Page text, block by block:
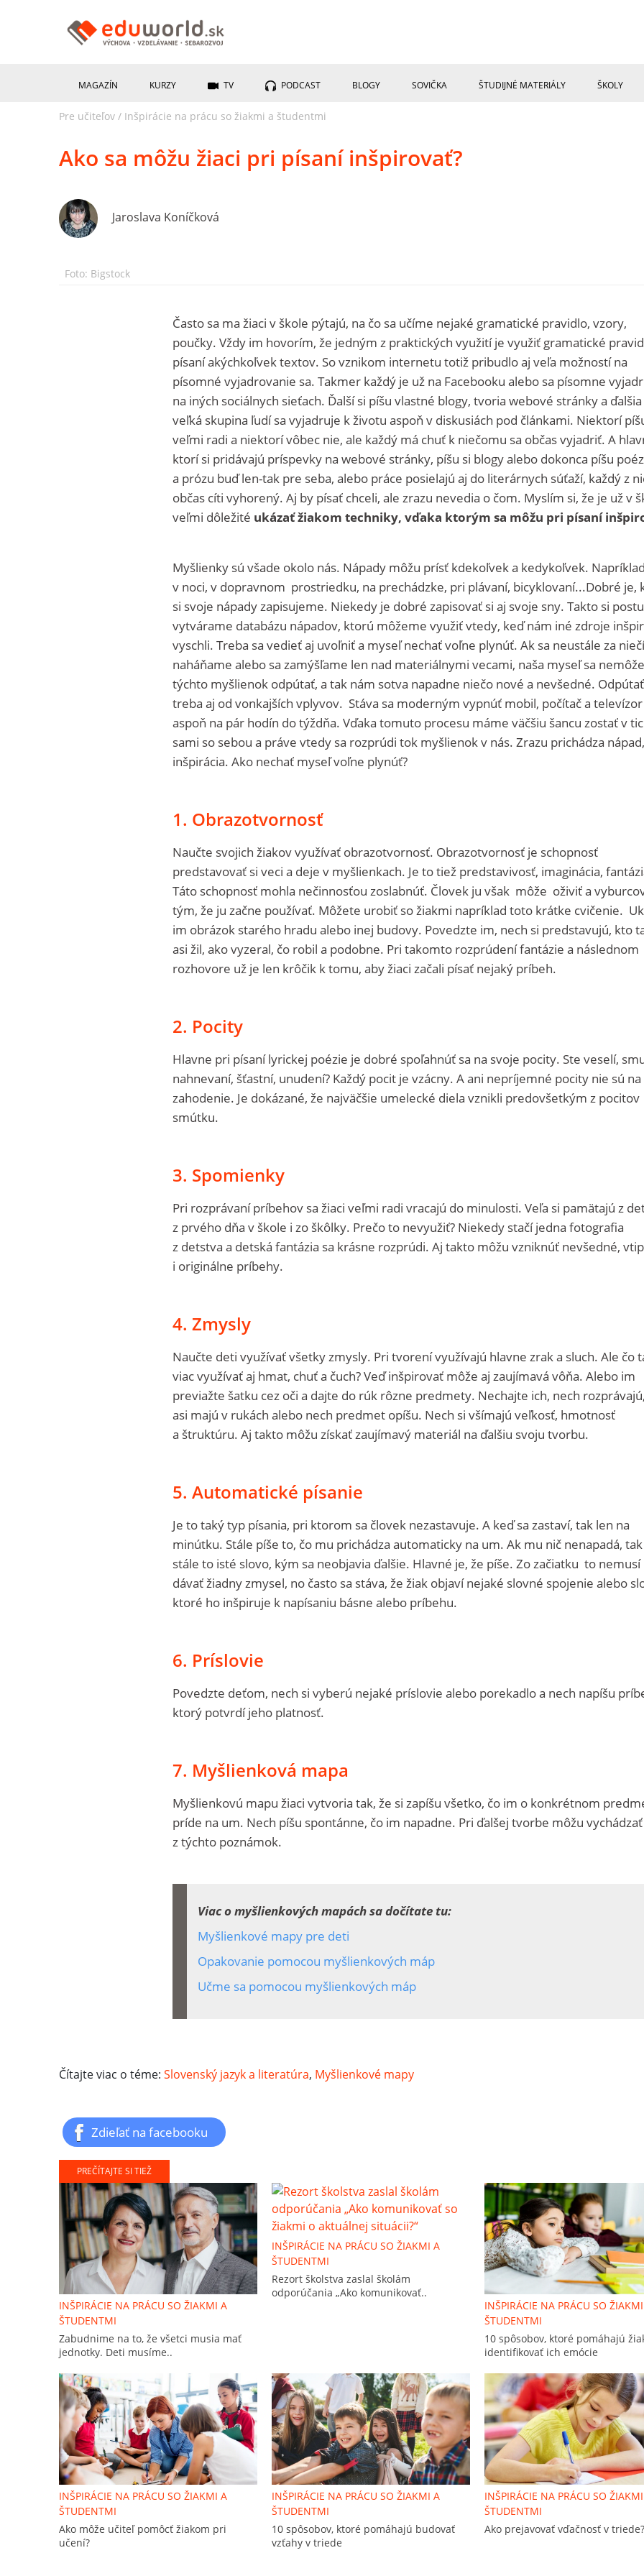
MAGAZÍN KURZY TV PODCAST BLOGY SOVIČKA ŠTUDIJNÉ MATERIÁLY ŠKOLY
Pre učiteľov / Inšpirácie na prácu so žiakmi a študentmi
Ako sa môžu žiaci pri písaní inšpirovať?
Jaroslava Koníčková
Foto: Bigstock
Často sa ma žiaci v škole pýtajú, na čo sa učíme nejaké gramatické pravidlo, vzory,
poučky. Vždy im hovorím, že jedným z praktických využití je využiť gramatické
písaní akýchkoľvek textov. So vznikom internetu totiž pribudlo aj veľa možností na
písomné vyjadrovanie sa. Takmer každý je už na Facebooku alebo sa písomne
na iných sociálnych sieťach. Ďalší si píšu vlastné blogy, tvoria webové stránky a ďalšia
veľká skupina ľudí sa vyjadruje k životu aspoň v diskusiách pod článkami. Niektorí
veľmi radi a niektorí vôbec nie, ale každý má chuť k niečomu sa občas vyjadriť. A
ktorí si pridávajú príspevky na webové stránky, píšu si blogy alebo dokonca píšu
a prózu buď len-tak pre seba, alebo práce posielajú aj do literárnych súťaží, každý z
občas cíti vyhorený. Aj by písať chceli, ale zrazu nevedia o čom. Myslím si, že je už v
veľmi dôležité ukázať žiakom techniky, vďaka ktorým sa môžu pri písaní
Myšlienky sú všade okolo nás. Nápady môžu prísť kdekoľvek a kedykoľvek.
v noci, v dopravnom prostriedku, na prechádzke, pri plávaní, bicyklovaní...Dobré je,
si svoje nápady zapisujeme. Niekedy je dobré zapisovať si aj svoje sny. Takto si
vytvárame databázu nápadov, ktorú môžeme využiť vtedy, keď nám iné zdroje
vyschli. Treba sa vedieť aj uvoľniť a myseľ nechať voľne plynúť. Ak sa neustále za
naháňame alebo sa zamýšľame len nad materiálnymi vecami, naša myseľ sa
týchto myšlienok odpútať, a tak nám sotva napadne niečo nové a nevšedné.
treba aj od vonkajších vplyvov. Stáva sa moderným vypnúť mobil, počítač a televízor
aspoň na pár hodín do týždňa. Vďaka tomuto procesu máme väčšiu šancu zostať v
sami so sebou a práve vtedy sa rozprúdi tok myšlienok v nás. Zrazu prichádza nápad,
inšpirácia. Ako nechať myseľ voľne plynúť?
1. Obrazotvornosť
Naučte svojich žiakov využívať obrazotvornosť. Obrazotvornosť je schopnosť
predstavovať si veci a deje v myšlienkach. Je to tiež predstavivosť, imaginácia,
Táto schopnosť mohla nečinnosťou zoslabnúť. Človek ju však môže oživiť a
tým, že ju začne používať. Môžete urobiť so žiakmi napríklad toto krátke cvičenie.
im obrázok starého hradu alebo inej budovy. Povedzte im, nech si predstavujú, kto
asi žil, ako vyzeral, čo robil a podobne. Pri takomto rozprúdení fantázie a následnom
rozhovore už je len krôčik k tomu, aby žiaci začali písať nejaký príbeh.
2. Pocity
Hlavne pri písaní lyrickej poézie je dobré spoľahnúť sa na svoje pocity. Ste veselí,
nahnevaní, šťastní, unudení? Každý pocit je vzácny. A ani nepríjemné pocity nie sú na
zahodenie. Je dokázané, že najväčšie umelecké diela vznikli predovšetkým z pocitov
smútku.
3. Spomienky
Pri rozprávaní príbehov sa žiaci veľmi radi vracajú do minulosti. Veľa si pamätajú z
z prvého dňa v škole i zo škôlky. Prečo to nevyužiť? Niekedy stačí jedna fotografia
z detstva a detská fantázia sa krásne rozprúdi. Aj takto môžu vzniknúť nevšedné,
i originálne príbehy.
4. Zmysly
Naučte deti využívať všetky zmysly. Pri tvorení využívajú hlavne zrak a sluch. Ale čo
viac využívať aj hmat, chuť a čuch? Veď inšpirovať môže aj zaujímavá vôňa. Alebo im
previažte šatku cez oči a dajte do rúk rôzne predmety. Nechajte ich, nech
asi majú v rukách alebo nech predmet opíšu. Nech si všímajú veľkosť, hmotnosť
a štruktúru. Aj takto môžu získať zaujímavý materiál na ďalšiu svoju tvorbu.
5. Automatické písanie
Je to taký typ písania, pri ktorom sa človek nezastavuje. A keď sa zastaví, tak len na
minútku. Stále píše to, čo mu prichádza automaticky na um. Ak mu nič nenapadá,
stále to isté slovo, kým sa neobjavia ďalšie. Hlavné je, že píše. Zo začiatku to nemusí
dávať žiadny zmysel, no často sa stáva, že žiak objaví nejaké slovné spojenie alebo
ktoré ho inšpiruje k napísaniu básne alebo príbehu.
6. Príslovie
Povedzte deťom, nech si vyberú nejaké príslovie alebo porekadlo a nech napíšu
ktorý potvrdí jeho platnosť.
7. Myšlienková mapa
Myšlienkovú mapu žiaci vytvoria tak, že si zapíšu všetko, čo im o konkrétnom
príde na um. Nech píšu spontánne, čo im napadne. Pri ďalšej tvorbe môžu vychádzať
z týchto poznámok.
Viac o myšlienkových mapách sa dočítate tu:
Myšlienkové mapy pre deti
Opakovanie pomocou myšlienkových máp
Učme sa pomocou myšlienkových máp
Čítajte viac o téme: Slovenský jazyk a literatúra, Myšlienkové mapy
Zdieľať na facebooku
PREČÍTAJTE SI TIEŽ
INŠPIRÁCIE NA PRÁCU SO ŽIAKMI A
ŠTUDENTMI
Zabudnime na to, že všetci musia mať
jednotky. Deti musíme..
INŠPIRÁCIE NA PRÁCU SO ŽIAKMI A
ŠTUDENTMI
Rezort školstva zaslal školám
odporúčania „Ako komunikovať..
INŠPIRÁCIE NA PRÁCU SO
ŠTUDENTMI
10 spôsobov, ktoré pomáhajú
identifikovať ich emócie
INŠPIRÁCIE NA PRÁCU SO ŽIAKMI A
ŠTUDENTMI
Ako môže učiteľ pomôcť žiakom pri
učení?
INŠPIRÁCIE NA PRÁCU SO ŽIAKMI A
ŠTUDENTMI
10 spôsobov, ktoré pomáhajú budovať
vzťahy v triede
INŠPIRÁCIE NA PRÁCU SO
ŠTUDENTMI
Ako prejavovať vďačnosť v triede?